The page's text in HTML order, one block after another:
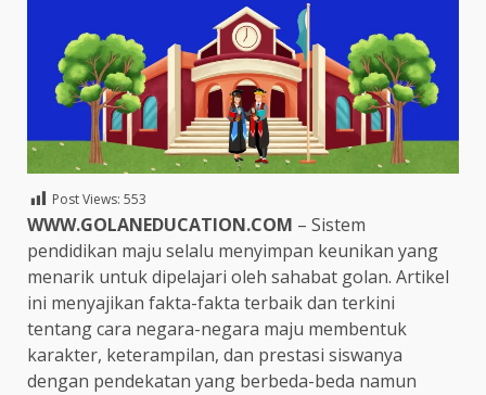
Post Views: 553
WWW.GOLANEDUCATION.COM – Sistem
pendidikan maju selalu menyimpan keunikan yang
menarik untuk dipelajari oleh sahabat golan. Artikel
ini menyajikan fakta-fakta terbaik dan terkini
tentang cara negara-negara maju membentuk
karakter, keterampilan, dan prestasi siswanya
dengan pendekatan yang berbeda-beda namun